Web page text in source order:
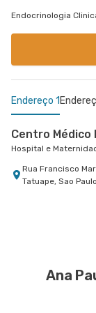
Endereço 1
Centro Médico
Hospital e
Rua Francisco
Tatuape, Sao
Atenção
Hospital Central do
Avenida Alvaro
Rua do Oratorio
Avenida
Andar - Jardim
Ana